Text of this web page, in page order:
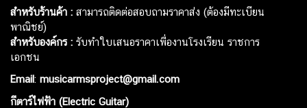
สำหรับร้านค้า : สามารถติดต่อสอบถามราคาส่ง (ต้องมีทะเบียน
พาณิชย์)
สำหรับองค์กร : รับทำใบเสนอราคาเพื่องานโรงเรียน ราชการ
เอกชน
Email: musicarmsproject@gmail.com
กีตาร์ไฟฟ้า (Electric Guitar)